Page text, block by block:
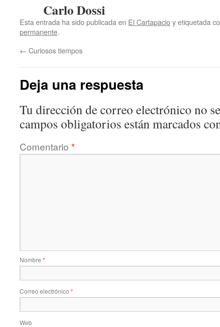
Carlo Dossi
Esta entrada ha sido publicada en El Cartapacioy etiquetada
permanente.
← Curiosos tiempos
Deja una respuesta
Tu dirección de correo electrónico no
campos obligatorios están marcados
Comentario *
Nombre *
Correo electrónico *
Web